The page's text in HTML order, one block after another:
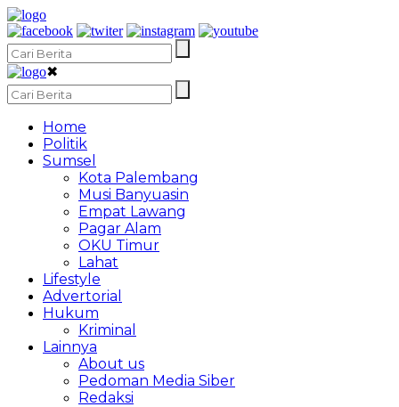
✖
Home
Politik
Sumsel
Kota Palembang
Musi Banyuasin
Empat Lawang
Pagar Alam
OKU Timur
Lahat
Lifestyle
Advertorial
Hukum
Kriminal
Lainnya
About us
Pedoman Media Siber
Redaksi